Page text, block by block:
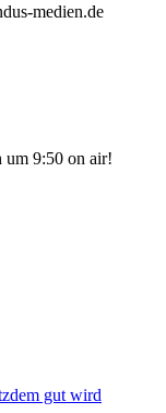
medien.de
gut wird